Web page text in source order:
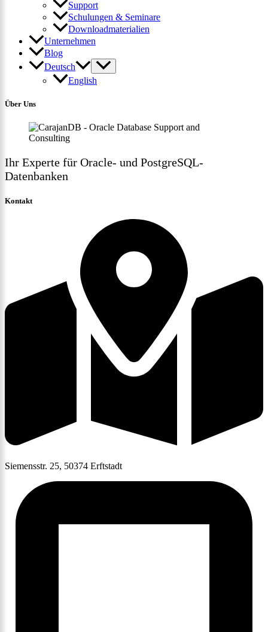
Support
Schulungen & Seminare
Downloadmaterialien
Unternehmen
Blog
Deutsch
English
Über Uns
Ihr Experte für Oracle- und PostgreSQL-
Datenbanken
Kontakt
Siemensstr. 25, 50374 Erftstadt